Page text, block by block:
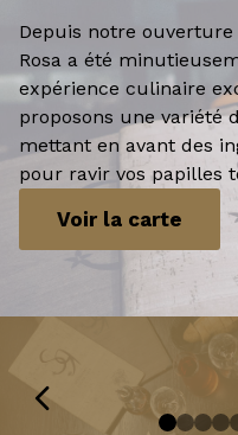
Depuis notre
Rosa a été
expérience culinaire
proposons une variété
mettant en avant des
pour ravir vos papilles
Voir la carte